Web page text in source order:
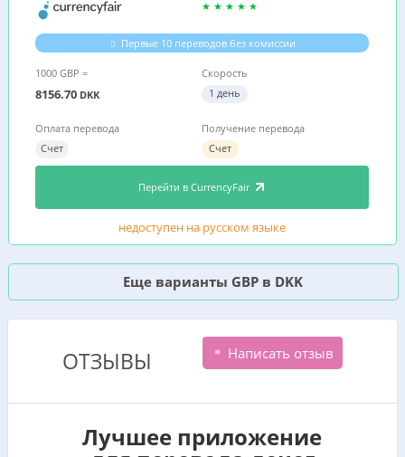
Первые 10 переводов без комиссии
1000 GBP =
8156.70 DKK
Скорость
1 день
Оплата перевода
Счет
Получение перевода
Счет
Перейти в CurrencyFair
недоступен на русском языке
Еще варианты GBP в DKK
ОТЗЫВЫ Написать отзыв
Лучшее приложение